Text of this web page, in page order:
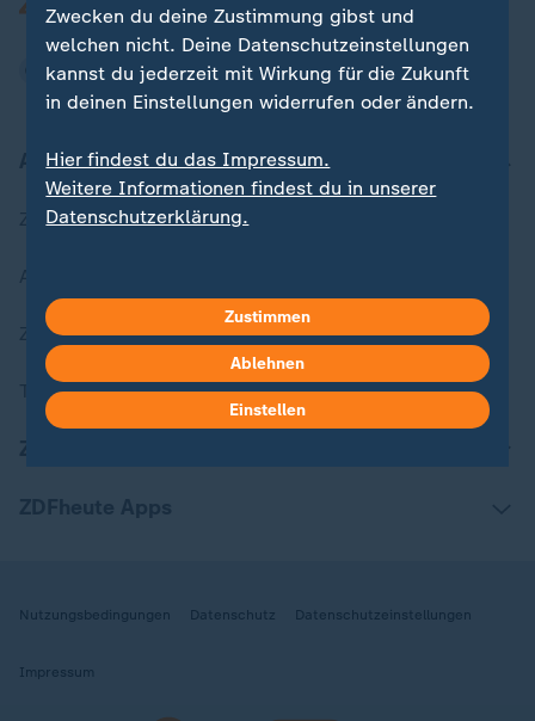
Aktuell bei ZDFheute
Zuletzt veröffentlicht
ZDFheute Stories
Themen im Überblick
Nutzungsbedingungen Datenschutz Datenschutzeinstellungen
Impressum
Zwecken du deine Zustimmung gibst und
welchen nicht. Deine Datenschutzeinstellungen
kannst du jederzeit mit Wirkung für die Zukunft
in deinen Einstellungen widerrufen oder ändern.
Hier findest du das Impressum.
Weitere Informationen findest du in unserer
Datenschutzerklärung.
Zustimmen
Ablehnen
Einstellen